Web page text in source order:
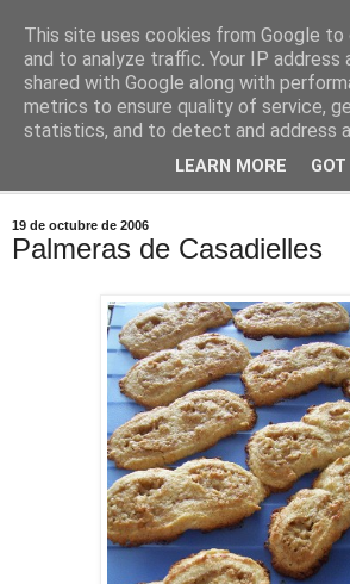
Comoju
La Cocina del Día a Día y el día a día
19 de octubre de 2006
Palmeras de Casadielles
This site uses cookies from Google
and to analyze traffic. Your IP address
shared with Google along with
metrics to ensure quality of service,
statistics, and to detect and address
LEARN MORE